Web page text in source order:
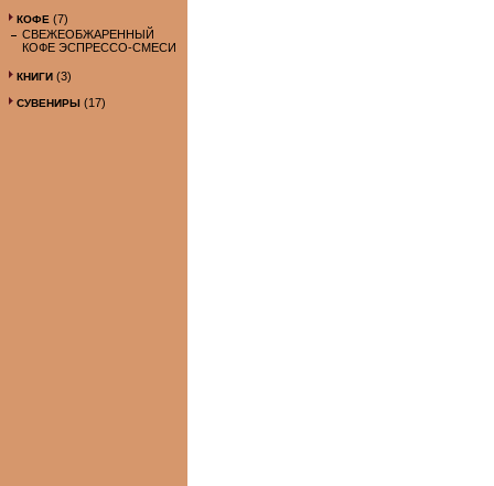
КОФЕ (7)
СВЕЖЕОБЖАРЕННЫЙ
КОФЕ ЭСПРЕССО-СМЕСИ
КНИГИ (3)
СУВЕНИРЫ (17)